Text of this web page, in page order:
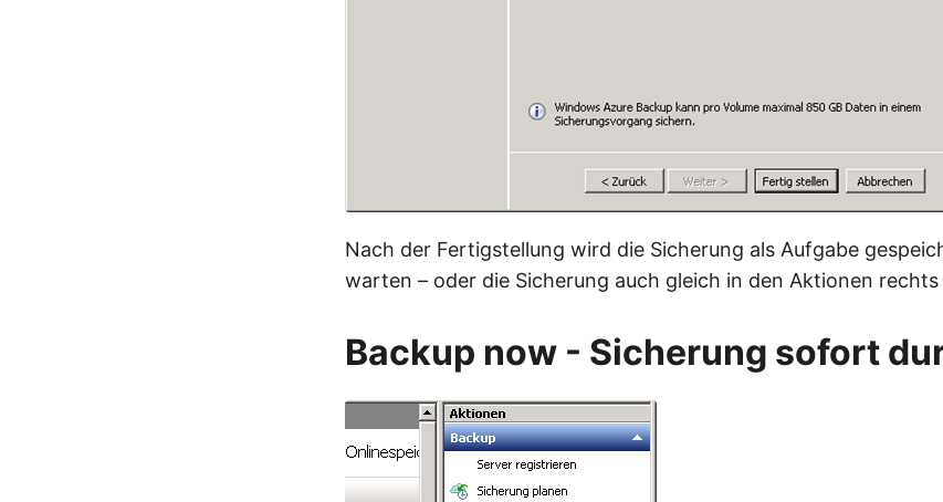
Nach der Fertigstellung wird die Sicherung als Aufgabe
warten – oder die Sicherung auch gleich in den Aktionen
Backup now - Sicherung sofort